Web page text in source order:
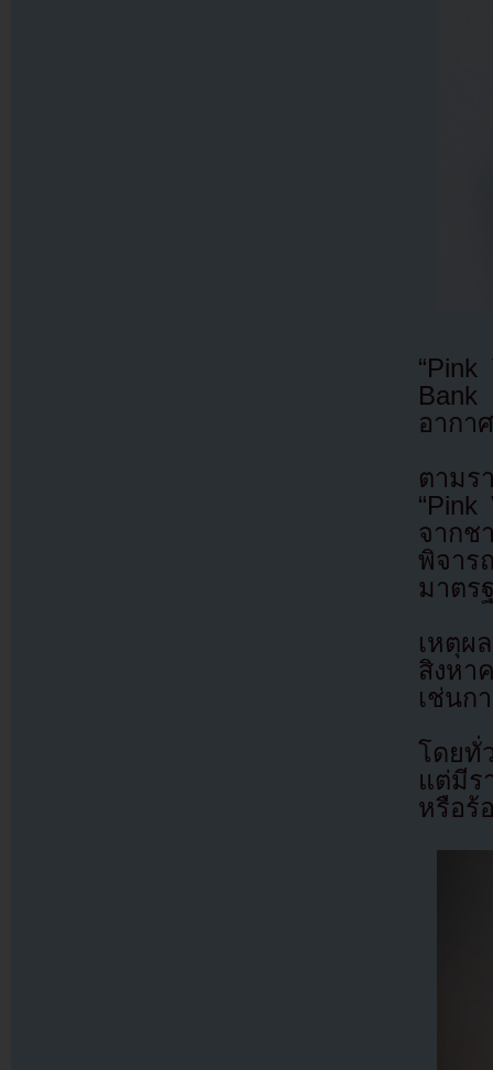
อากาศ
ตามร
จาก
พิจาร
มาตร
เหตุ
สิงหา
เช่นก
โดยทั่
แต่มีร
หรือร้